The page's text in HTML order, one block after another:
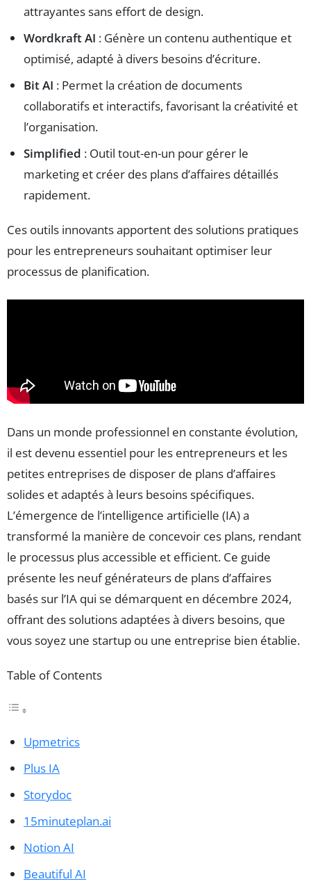
attrayantes sans effort de design.
Wordkraft AI : Génère un contenu authentique et
optimisé, adapté à divers besoins d’écriture.
Bit AI : Permet la création de documents
collaboratifs et interactifs, favorisant la créativité et
l’organisation.
Simplified : Outil tout-en-un pour gérer le
marketing et créer des plans d’affaires détaillés
rapidement.
Ces outils innovants apportent des solutions pratiques
pour les entrepreneurs souhaitant optimiser leur
processus de planification.
Dans un monde professionnel en constante évolution,
il est devenu essentiel pour les entrepreneurs et les
petites entreprises de disposer de plans d’affaires
solides et adaptés à leurs besoins spécifiques.
L’émergence de l’intelligence artificielle (IA) a
transformé la manière de concevoir ces plans, rendant
le processus plus accessible et efficient. Ce guide
présente les neuf générateurs de plans d’affaires
basés sur l’IA qui se démarquent en décembre 2024,
offrant des solutions adaptées à divers besoins, que
vous soyez une startup ou une entreprise bien établie.
Table of Contents
Upmetrics
Plus IA
Storydoc
15minuteplan.ai
Notion AI
Beautiful AI